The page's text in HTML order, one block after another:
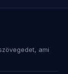
ami